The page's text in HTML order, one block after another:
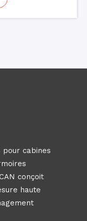
cabines
conçoit
haute